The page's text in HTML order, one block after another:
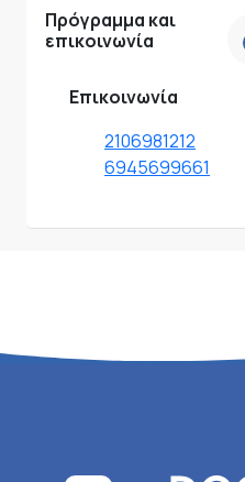
Πρόγραμμα και
επικοινωνία
Επικοινωνία
2106981212
6945699661